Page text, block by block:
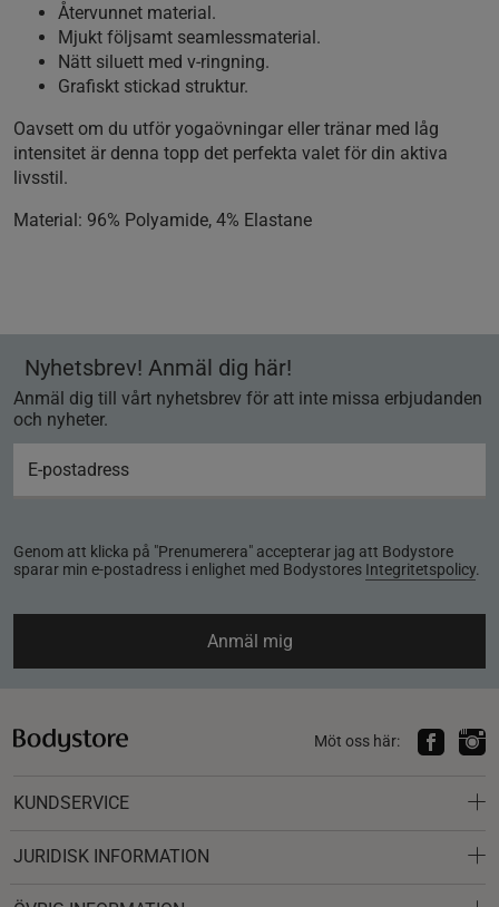
Återvunnet material.
Mjukt följsamt seamlessmaterial.
Nätt siluett med v-ringning.
Grafiskt stickad struktur.
Oavsett om du utför yogaövningar eller tränar med låg
intensitet är denna topp det perfekta valet för din aktiva
livsstil.
Material: 96% Polyamide, 4% Elastane
Nyhetsbrev! Anmäl dig här!
Anmäl dig till vårt nyhetsbrev för att inte missa erbjudanden
och nyheter.
Genom att klicka på "Prenumerera" accepterar jag att Bodystore
sparar min e-postadress i enlighet med Bodystores Integritetspolicy.
Anmäl mig
Möt oss här:
KUNDSERVICE
JURIDISK INFORMATION